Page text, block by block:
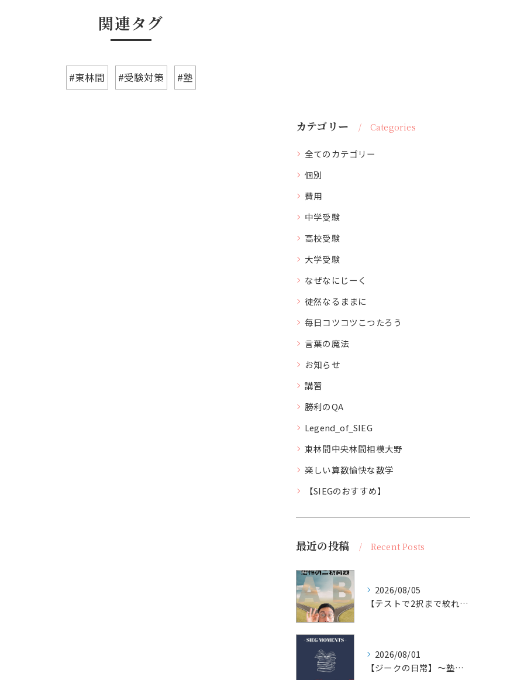
関連タグ
#東林間 #受験対策 #塾
カテゴリー Categories
全てのカテゴリー
個別
費用
中学受験
高校受験
大学受験
なぜなにじーく
徒然なるままに
毎日コツコツこつたろう
言葉の魔法
お知らせ
講習
勝利のQA
Legend_of_SIEG
東林間中央林間相模大野
楽しい算数愉快な数学
【SIEGのおすすめ】
最近の投稿 Recent Posts
2026/08/05
【テストで2択まで絞れたのに分からない時】
2026/08/01
【ジークの日常】～塾長と東野圭吾さん📚編～